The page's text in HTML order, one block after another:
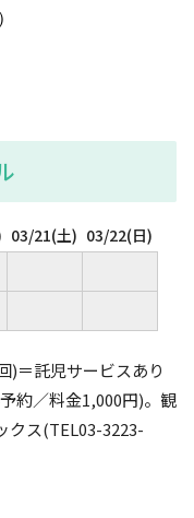
03/21(土) 03/22(日)
)＝託児サービスあり
約／料金1,000円)。観
クス(TEL03-3223-